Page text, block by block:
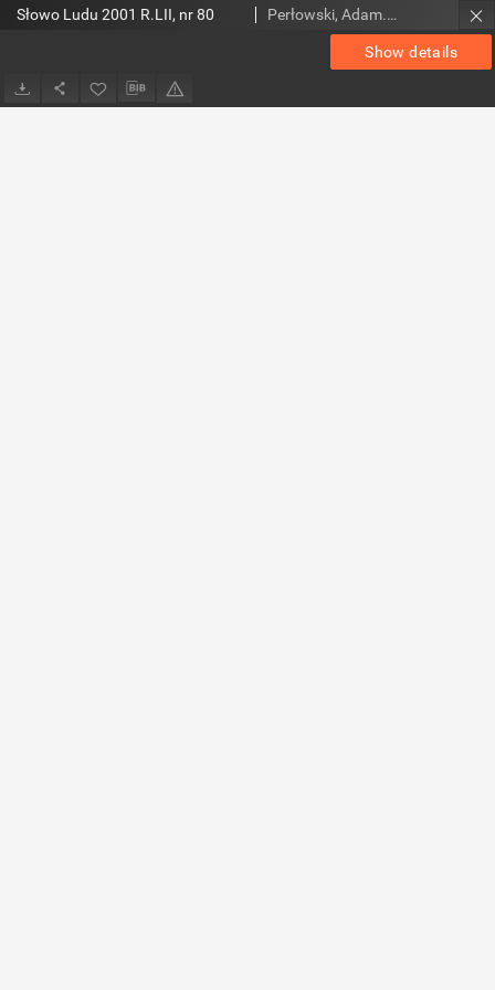
Show details
Słowo Ludu 2001 R.LII, nr 80 Perłowski, Adam. Red.